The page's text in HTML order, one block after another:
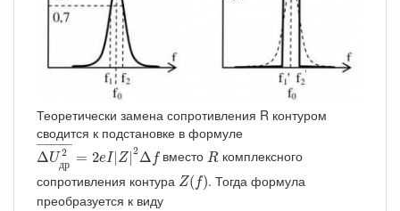
Теоретически замена сопротивления R контуром
сводится к подстановке в формуле
¯¯¯¯¯¯¯¯¯¯¯¯
ΔU 2
др = 2eI|Z|2Δ f
ΔUдр2¯ =2eI|Z|2Δf
вместо R
R комплексного
сопротивления контура Z( f)
Z(f) . Тогда формула
преобразуется к виду